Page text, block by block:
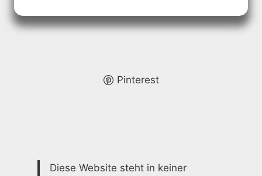
IDEEN
FÜR
JETZT Pinterest
Diese Website steht in keiner